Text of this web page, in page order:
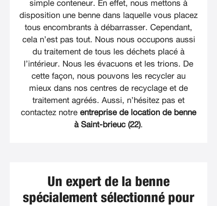
simple conteneur. En effet, nous mettons à
disposition une benne dans laquelle vous placez
tous encombrants à débarrasser. Cependant,
cela n’est pas tout. Nous nous occupons aussi
du traitement de tous les déchets placé à
l’intérieur. Nous les évacuons et les trions. De
cette façon, nous pouvons les recycler au
mieux dans nos centres de recyclage et de
traitement agréés. Aussi, n’hésitez pas et
contactez notre entreprise de location de benne
à Saint-brieuc (22).
Un expert de la benne
spécialement sélectionné pour